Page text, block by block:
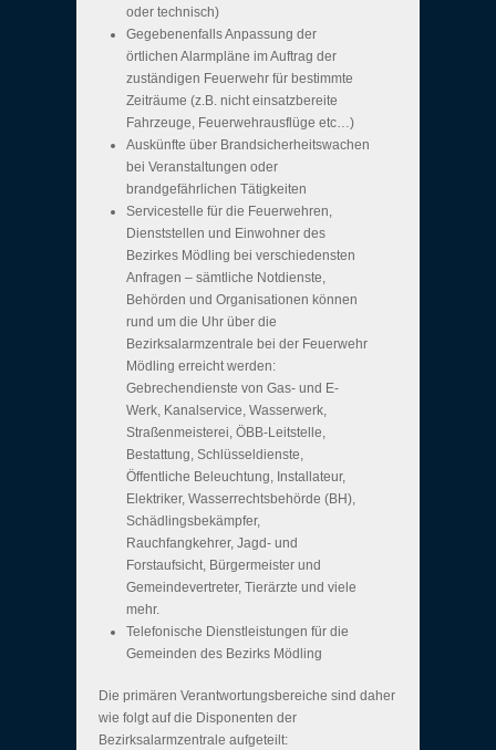
oder technisch)
Gegebenenfalls Anpassung der
örtlichen Alarmpläne im Auftrag der
zuständigen Feuerwehr für bestimmte
Zeiträume (z.B. nicht einsatzbereite
Fahrzeuge, Feuerwehrausflüge etc…)
Auskünfte über Brandsicherheitswachen
bei Veranstaltungen oder
brandgefährlichen Tätigkeiten
Servicestelle für die Feuerwehren,
Dienststellen und Einwohner des
Bezirkes Mödling bei verschiedensten
Anfragen – sämtliche Notdienste,
Behörden und Organisationen können
rund um die Uhr über die
Bezirksalarmzentrale bei der Feuerwehr
Mödling erreicht werden:
Gebrechendienste von Gas- und E-
Werk, Kanalservice, Wasserwerk,
Straßenmeisterei, ÖBB-Leitstelle,
Bestattung, Schlüsseldienste,
Öffentliche Beleuchtung, Installateur,
Elektriker, Wasserrechtsbehörde (BH),
Schädlingsbekämpfer,
Rauchfangkehrer, Jagd- und
Forstaufsicht, Bürgermeister und
Gemeindevertreter, Tierärzte und viele
mehr.
Telefonische Dienstleistungen für die
Gemeinden des Bezirks Mödling
Die primären Verantwortungsbereiche sind daher
wie folgt auf die Disponenten der
Bezirksalarmzentrale aufgeteilt: